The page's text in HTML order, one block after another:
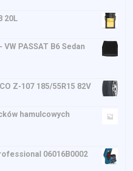
20L
PASSAT B6 Sedan
Z-107 185/55R15 82V
hamulcowych
06016B0002